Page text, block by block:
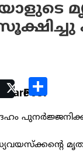
SharePost